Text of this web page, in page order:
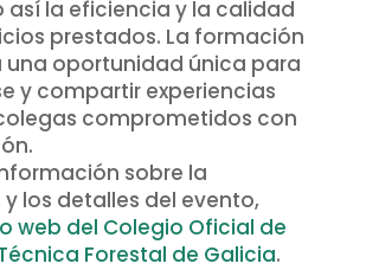
así la eficiencia y la calidad
prestados. La formación
una oportunidad única para
y compartir experiencias
comprometidos con
sobre la
los detalles del evento,
web del Colegio Oficial de
Forestal de Galicia.